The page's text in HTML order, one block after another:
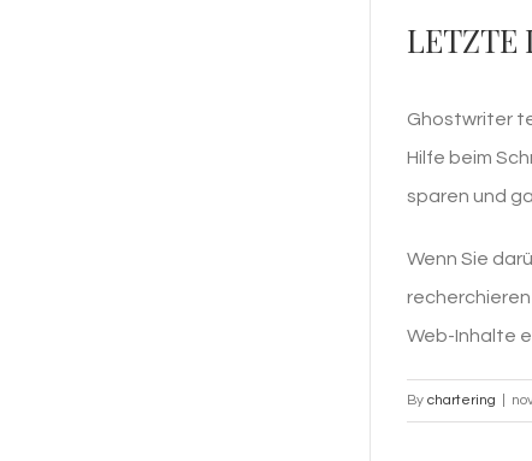
LETZTE
Ghostwriter
Hilfe beim
sparen und
Wenn Sie
Web-Inhalte
By chartering